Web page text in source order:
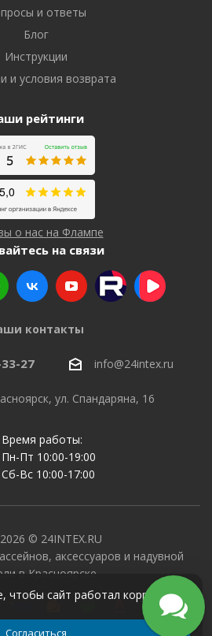
и ответы
Блог
Инструкции
и условия возврата
рейтинги
о нас на Флампе
на связи
контакты
27 info@24intex.ru
ул. Спандаряна, 16
Время работы:
Пн-Пт 10:00-19:00
Сб-Вс 10:00-17:00
© 24INTEX.RU
аксессуаров и надувной
в Красноярске
сайт работал корректно и
Согласиться